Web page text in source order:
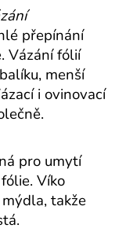
přepínání
Vázání fólií
menší
i ovinovací
pro umytí
Víko
takže